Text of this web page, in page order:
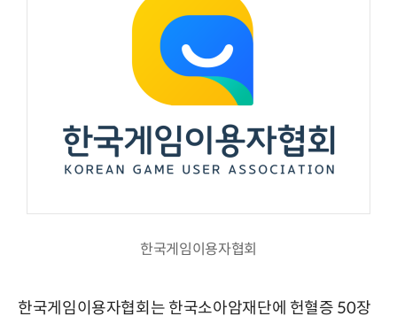
한국게임이용자협회
한국게임이용자협회는 한국소아암재단에 헌혈증 50장